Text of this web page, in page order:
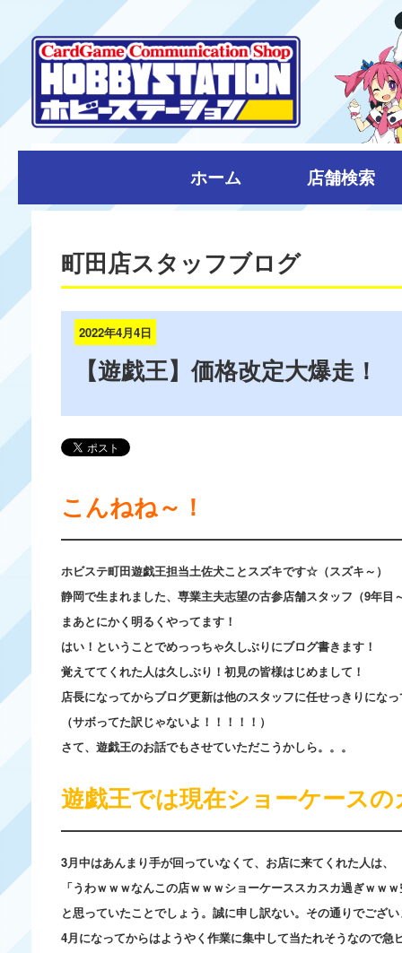
ホーム 店舗検索
町田店スタッフブログ
2022年4月4日
【遊戯王】価格改定大爆走！
こんねね～！
ホビステ町田遊戯王担当土佐犬ことスズキです☆（スズキ～）
静岡で生まれました、専業主夫志望の古参店舗スタッフ（9年目
まあとにかく明るくやってます！
はい！ということでめっっちゃ久しぶりにブログ書きます！
覚えててくれた人は久しぶり！初見の皆様はじめまして！
店長になってからブログ更新は他のスタッフに任せっきりにな
（サボってた訳じゃないよ！！！！！）
さて、遊戯王のお話でもさせていただこうかしら。。。
遊戯王では現在ショーケース
3月中はあんまり手が回っていなくて、お店に来てくれた人は、
「うわｗｗｗなんこの店ｗｗｗショーケーススカスカ過ぎｗｗ
と思っていたことでしょう。誠に申し訳ない。その通りでござ
4月になってからはようやく作業に集中して当たれそうなので急